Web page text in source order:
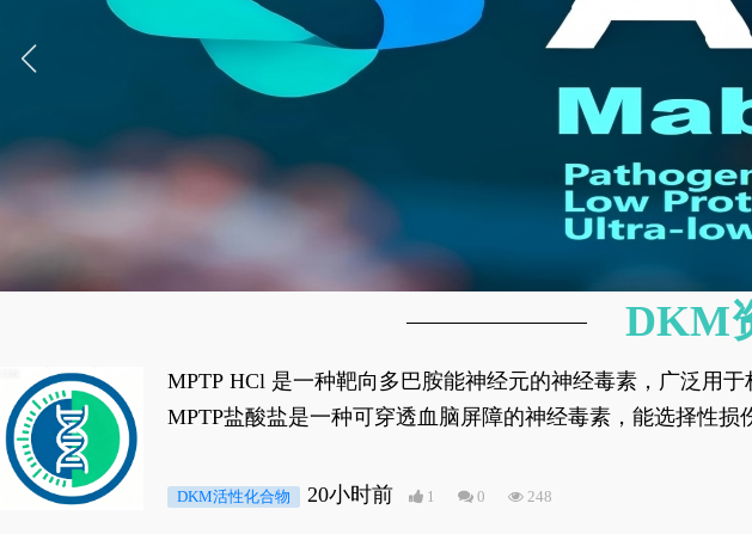
MPTP HCl 是一种靶向多巴胺能神经元的神经毒素，广泛用
经典应用即为选择性损毁中脑黑质致密部多巴胺能神经元，
MPTP盐酸盐是一种可穿透血脑屏障的神经毒素，能选择性
DKM活性化合物 20小时前 1 0 248
DKM